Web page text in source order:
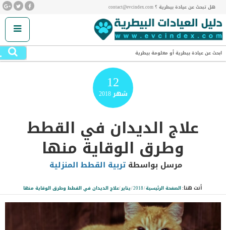
هل تبحث عن عيادة بيطرية ؟ contact@evcindex.com
ابحث عن عيادة بيطرية أو معلومة بيطرية
12
شهر2018
علاج الديدان في القطط
وطرق الوقاية منها
مرسل بواسطةتربية القطط المنزلية
أنت هنا:الصفحة الرئيسية/
2018
/يناير/علاج الديدان في القطط وطرق الوقاية منها